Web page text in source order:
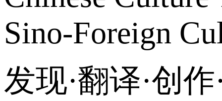
Sino-Foreign
发现·翻译·创